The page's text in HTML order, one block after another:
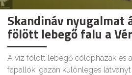
Skandináv nyugalmat
fölött lebegő falu a
A víz fölött lebegő cölöpházak és
fapallók igazán különleges látványt